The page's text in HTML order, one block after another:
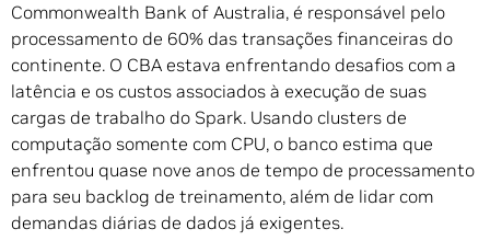
Commonwealth Bank of Australia, é responsável pelo
processamento de 60% das transações financeiras do
continente. O CBA estava enfrentando desafios com a
latência e os custos associados à execução de suas
cargas de trabalho do Spark. Usando clusters de
computação somente com CPU, o banco estima que
enfrentou quase nove anos de tempo de processamento
para seu backlog de treinamento, além de lidar com
demandas diárias de dados já exigentes.